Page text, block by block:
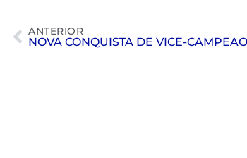
ANTERIOR